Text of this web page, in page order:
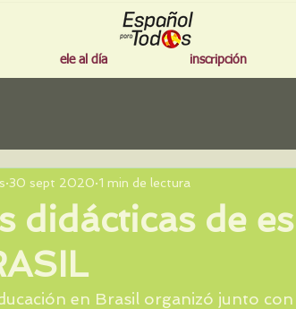
ele al día inscripción
didácticas de
30 sept 2020 1 min de lectura
en Brasil organizó junto